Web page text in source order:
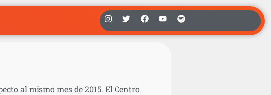
al mismo mes de 2015. El Centro